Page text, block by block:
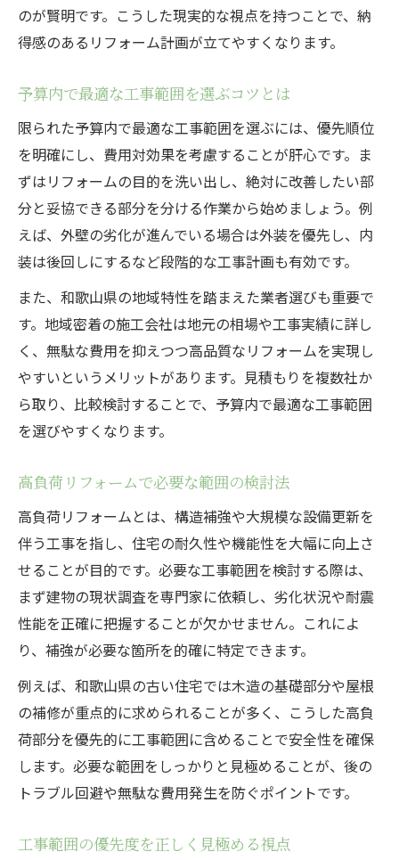
のが賢明です。こうした現実的な視点を持つことで、納
得感のあるリフォーム計画が立てやすくなります。
予算内で最適な工事範囲を選ぶコツとは
限られた予算内で最適な工事範囲を選ぶには、優先順位
を明確にし、費用対効果を考慮することが肝心です。ま
ずはリフォームの目的を洗い出し、絶対に改善したい部
分と妥協できる部分を分ける作業から始めましょう。例
えば、外壁の劣化が進んでいる場合は外装を優先し、内
装は後回しにするなど段階的な工事計画も有効です。
また、和歌山県の地域特性を踏まえた業者選びも重要で
す。地域密着の施工会社は地元の相場や工事実績に詳し
く、無駄な費用を抑えつつ高品質なリフォームを実現し
やすいというメリットがあります。見積もりを複数社か
ら取り、比較検討することで、予算内で最適な工事範囲
を選びやすくなります。
高負荷リフォームで必要な範囲の検討法
高負荷リフォームとは、構造補強や大規模な設備更新を
伴う工事を指し、住宅の耐久性や機能性を大幅に向上さ
せることが目的です。必要な工事範囲を検討する際は、
まず建物の現状調査を専門家に依頼し、劣化状況や耐震
性能を正確に把握することが欠かせません。これによ
り、補強が必要な箇所を的確に特定できます。
例えば、和歌山県の古い住宅では木造の基礎部分や屋根
の補修が重点的に求められることが多く、こうした高負
荷部分を優先的に工事範囲に含めることで安全性を確保
します。必要な範囲をしっかりと見極めることが、後の
トラブル回避や無駄な費用発生を防ぐポイントです。
工事範囲の優先度を正しく見極める視点